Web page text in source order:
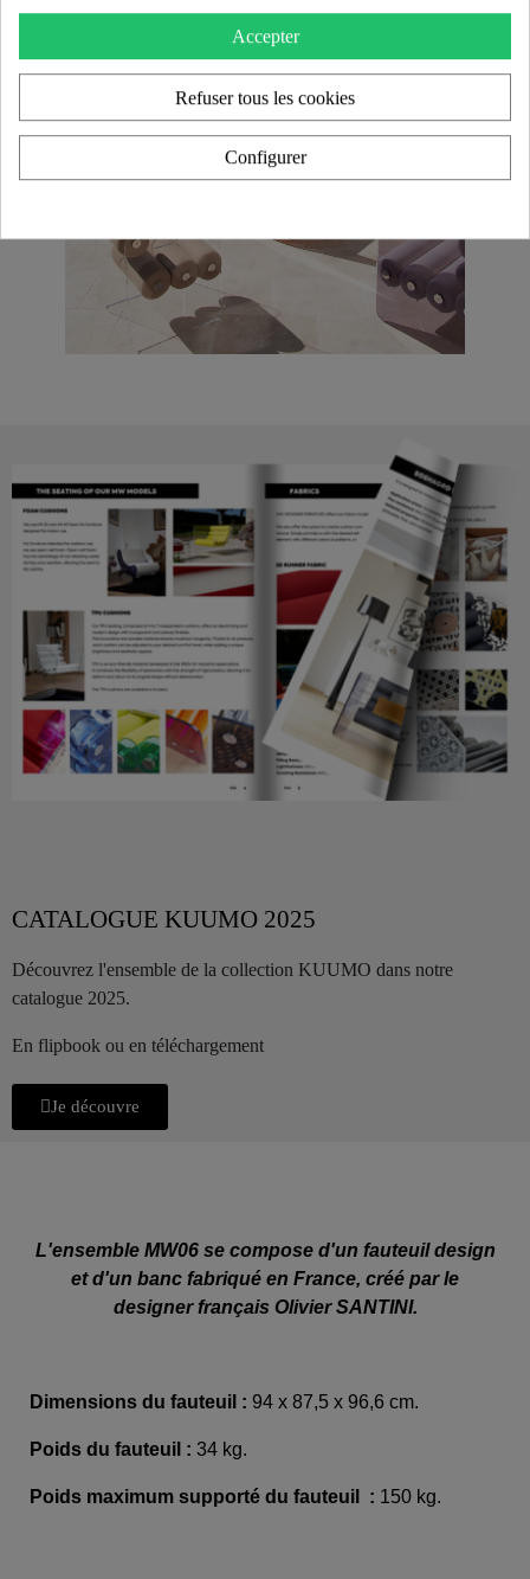
CATALOGUE KUUMO 2025
Découvrez l'ensemble de la collection KUUMO dans notre
catalogue 2025.
En flipbook ou en téléchargement
Je découvre
L'ensemble MW06 se compose d'un fauteuil design
et d'un banc fabriqué en France, créé par le
designer français Olivier SANTINI.
Dimensions du fauteuil : 94 x 87,5 x 96,6 cm.
Poids du fauteuil : 34 kg.
Poids maximum supporté du fauteuil : 150 kg.
Accepter
Refuser tous les cookies
Configurer